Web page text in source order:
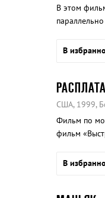
В этом
В
РАСПЛАТА
США, 1999,
Фильм по
фильм
В